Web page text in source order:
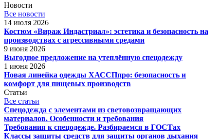
Новости
Все новости
14 июля 2026
Костюм «Вираж Индастриал»: эстетика и безопасность на
производствах с агрессивными средами
9 июня 2026
Выгодное предложение на утеплённую спецодежду
1 июня 2026
Новая линейка одежды ХАССПпро: безопасность и
комфорт для пищевых производств
Статьи
Все статьи
Спецодежда с элементами из световозвращающих
материалов. Особенности и требования
Требования к спецодежде. Разбираемся в ГОСТах
Классы защиты средств для защиты органов дыхания